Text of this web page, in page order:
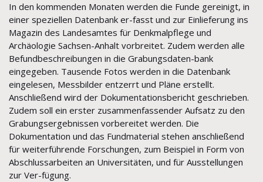
In den kommenden Monaten werden die Funde gereinigt, in
einer speziellen Datenbank er-fasst und zur Einlieferung ins
Magazin des Landesamtes für Denkmalpflege und
Archäologie Sachsen-Anhalt vorbreitet. Zudem werden alle
Befundbeschreibungen in die Grabungsdaten-bank
eingegeben. Tausende Fotos werden in die Datenbank
eingelesen, Messbilder entzerrt und Pläne erstellt.
Anschließend wird der Dokumentationsbericht geschrieben.
Zudem soll ein erster zusammenfassender Aufsatz zu den
Grabungsergebnissen vorbereitet werden. Die
Dokumentation und das Fundmaterial stehen anschließend
für weiterführende Forschungen, zum Beispiel in Form von
Abschlussarbeiten an Universitäten, und für Ausstellungen
zur Ver-fügung.